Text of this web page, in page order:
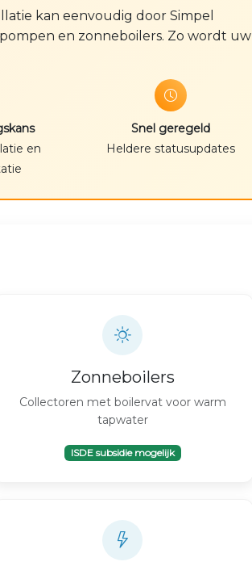
kan eenvoudig door Simpel
en zonneboilers. Zo wordt uw
en
Snel geregeld
Heldere statusupdates
Zonneboilers
Collectoren met boilervat voor warm
tapwater
ISDE subsidie mogelijk